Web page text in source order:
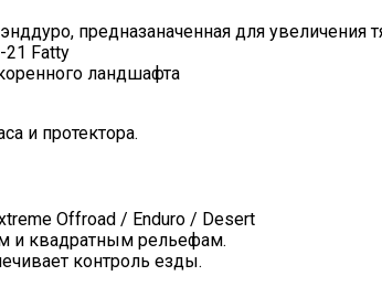
предназаначенная для увеличения
21 Fatty
ландшафта
и протектора.
Offroad / Enduro / Desert
и квадратным рельефам.
контроль езды.